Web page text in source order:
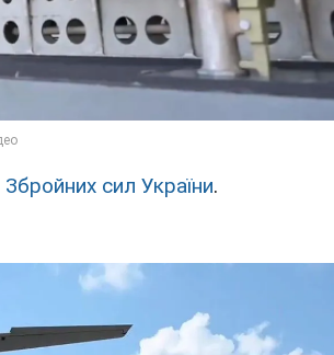
Збройних сил України.